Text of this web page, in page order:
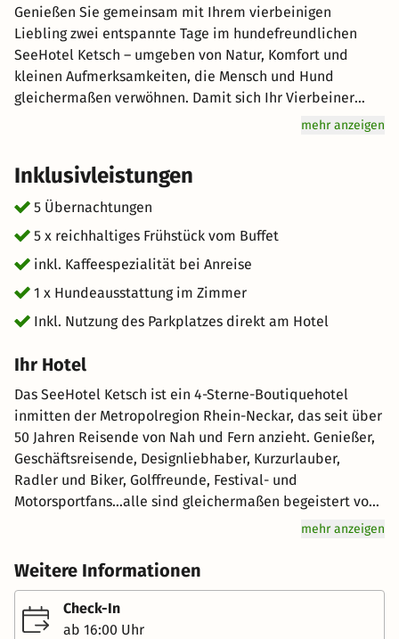
Genießen Sie gemeinsam mit Ihrem vierbeinigen
Liebling zwei entspannte Tage im hundefreundlichen
SeeHotel Ketsch – umgeben von Natur, Komfort und
kleinen Aufmerksamkeiten, die Mensch und Hund
gleichermaßen verwöhnen. Damit sich Ihr Vierbeiner
rundum wohlfühlt, wartet auf Ihrem Zimmer eine
Gartenbereich lädt zum Toben und Schnüffeln ein. Im
Sommer sorgt der Hundepool für willkommene
Abkühlung. Liegestühle, Hängematten und Loungesofas
für Herrchen & Frauchen stehen bereit, damit Sie
gemeinsam die Sonne genießen können. Rund um das
Hotel warten zahlreiche Spazier- und Wanderwege auf
Sie – ideal für ausgedehnte Gassirunden oder kleine
Abenteuer in der Natur.
mehr anzeigen
Inklusivleistungen
5 Übernachtungen
5 x reichhaltiges Frühstück vom Buffet
inkl. Kaffeespezialität bei Anreise
1 x Hundeausstattung im Zimmer
Inkl. Nutzung des Parkplatzes direkt am Hotel
Ihr Hotel
Das SeeHotel Ketsch ist ein 4-Sterne-Boutiquehotel
inmitten der Metropolregion Rhein-Neckar, das seit über
50 Jahren Reisende von Nah und Fern anzieht. Genießer,
Geschäftsreisende, Designliebhaber, Kurzurlauber,
Radler und Biker, Golffreunde, Festival- und
Motorsportfans…alle sind gleichermaßen begeistert von
dem stimmigen Gesamtkonzept, das von individueller
modernen Zimmer befinden sich in absolut ruhiger Lage
direkt am See und bieten aus allen Richtungen den Blick
in die Natur. Parkähnliche Außenanlagen laden dazu ein,
in der Hängematte zu entspannen, im Garten oder auf
mehr anzeigen
Weitere Informationen
Check-In
ab 16:00 Uhr